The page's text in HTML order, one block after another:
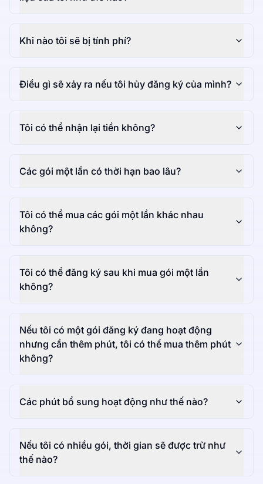
Khi nào tôi sẽ bị tính phí?
Điều gì sẽ xảy ra nếu tôi hủy đăng ký của mình?
Tôi có thể nhận lại tiền không?
Các gói một lần có thời hạn bao lâu?
Tôi có thể mua các gói một lần khác nhau
không?
Tôi có thể đăng ký sau khi mua gói một lần
không?
Nếu tôi có một gói đăng ký đang hoạt động
nhưng cần thêm phút, tôi có thể mua thêm phút
không?
Các phút bổ sung hoạt động như thế nào?
Nếu tôi có nhiều gói, thời gian sẽ được trừ như
thế nào?